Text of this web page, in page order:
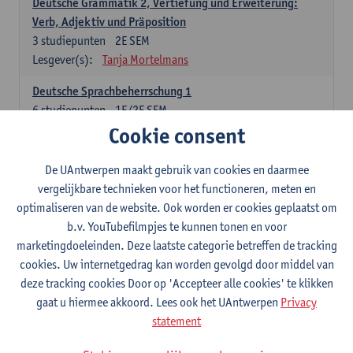
Verb, Adjektiv und Präposition
2E SEM
3 studiepunten
Lesgever(s):
Tanja Mortelmans
Deutsche Sprachbeherrschung 1
1E/2E SEM
6studiepunten
Tanja Mortelmans Alex Haider
Raum
1E/2E SEM
6 studiepunten
Lesgever(s):
Carola Strobl Alex Haider
Engels: verplichte opleidingsonderdelen
Advanced English Grammar for English Language
Professionals
1E/2E SEM
Lesgever(s):
Jim Ureel
Cookie consent
De UAntwerpen maakt gebruik van cookies en daarmee
vergelijkbare technieken voor het functioneren, meten en
optimaliseren van de website. Ook worden er cookies geplaatst om
b.v. YouTubefilmpjes te kunnen tonen en voor
marketingdoeleinden. Deze laatste categorie betreffen de tracking
cookies. Uw internetgedrag kan worden gevolgd door middel van
deze tracking cookies Door op 'Accepteer alle cookies' te klikken
gaat u hiermee akkoord. Lees ook het UAntwerpen Privacy
statement